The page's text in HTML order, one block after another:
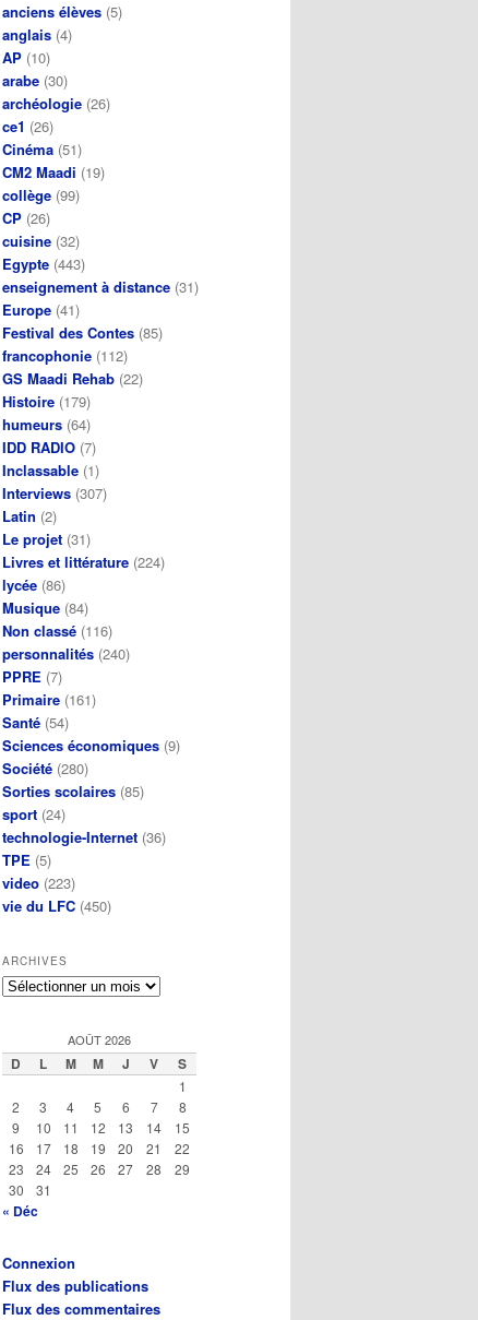
anciens élèves (5)
anglais (4)
AP (10)
arabe (30)
archéologie (26)
ce1 (26)
Cinéma (51)
CM2 Maadi (19)
collège (99)
CP (26)
cuisine (32)
Egypte (443)
enseignement à distance (31)
Europe (41)
Festival des Contes (85)
francophonie (112)
GS Maadi Rehab (22)
Histoire (179)
humeurs (64)
IDD RADIO (7)
Inclassable (1)
Interviews (307)
Latin (2)
Le projet (31)
Livres et littérature (224)
lycée (86)
Musique (84)
Non classé (116)
personnalités (240)
PPRE (7)
Primaire (161)
Santé (54)
Sciences économiques (9)
Société (280)
Sorties scolaires (85)
sport (24)
technologie-Internet (36)
TPE (5)
video (223)
vie du LFC (450)
ARCHIVES
Archives
AOÛT 2026
D L M M J V S
1
2
3 4 5 6 7
8
9
10 11 12 13 14
15
16
17 18 19 20 21
22
23
24 25 26 27 28
29
30
31
« Déc
Connexion
Flux des publications
Flux des commentaires